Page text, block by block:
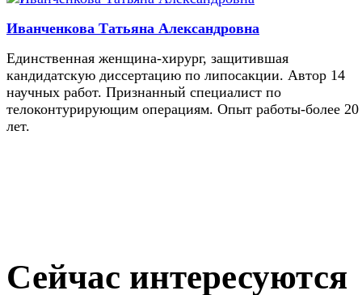
Иванченкова Татьяна Александровна
Единственная женщина-хирург, защитившая
кандидатскую диссертацию по липосакции. Автор 14
научных работ. Признанный специалист по
телоконтурирующим операциям. Опыт работы-более 20
лет.
Сейчас интересуются